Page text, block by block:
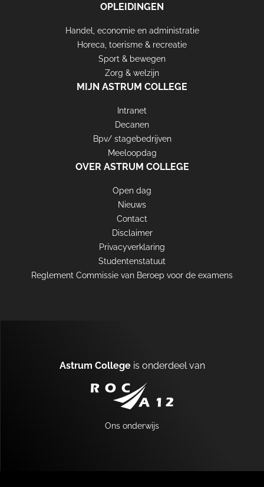
OPLEIDINGEN
Handel, economie en administratie
Horeca, toerisme & recreatie
Sport & bewegen
Zorg & welzijn
MIJN ASTRUM COLLEGE
Intranet
Decanen
Bpv/ stagebedrijven
Meeloopdag
OVER ASTRUM COLLEGE
Open dag
Nieuws
Contact
Disclaimer
Privacyverklaring
Studentenstatuut
Reglement Commissie van Beroep voor de examens
Astrum Collegeis onderdeel van
Ons onderwijs